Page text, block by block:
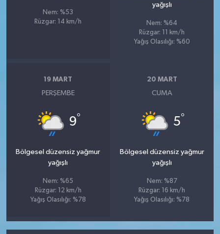
Nem: %53
Rüzgar: 14 km/h
yağışlı
Nem: %64
Rüzgar: 11 km/h
Yağış Olasılığı: %60
19 MART
PERŞEMBE
9°
Bölgesel düzensiz yağmur
yağışlı
Nem: %65
Rüzgar: 12 km/h
Yağış Olasılığı: %78
20 MART
CUMA
5°
Bölgesel düzensiz yağmur
yağışlı
Nem: %87
Rüzgar: 16 km/h
Yağış Olasılığı: %78